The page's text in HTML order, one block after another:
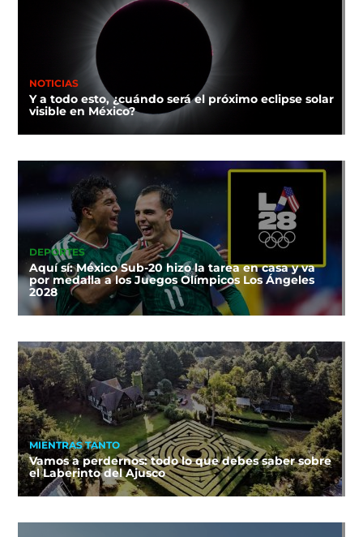
NOTICIAS
Y a todo esto, ¿cuándo será el próximo eclipse solar
visible en México?
DEPORTES
Aquí sí: México Sub-20 hizo la tarea en casa y va
por medalla a los Juegos Olímpicos Los Ángeles
2028
MIENTRAS TANTO
Vamos a perdernos: todo lo que debes saber sobre
el Laberinto del Ajusco